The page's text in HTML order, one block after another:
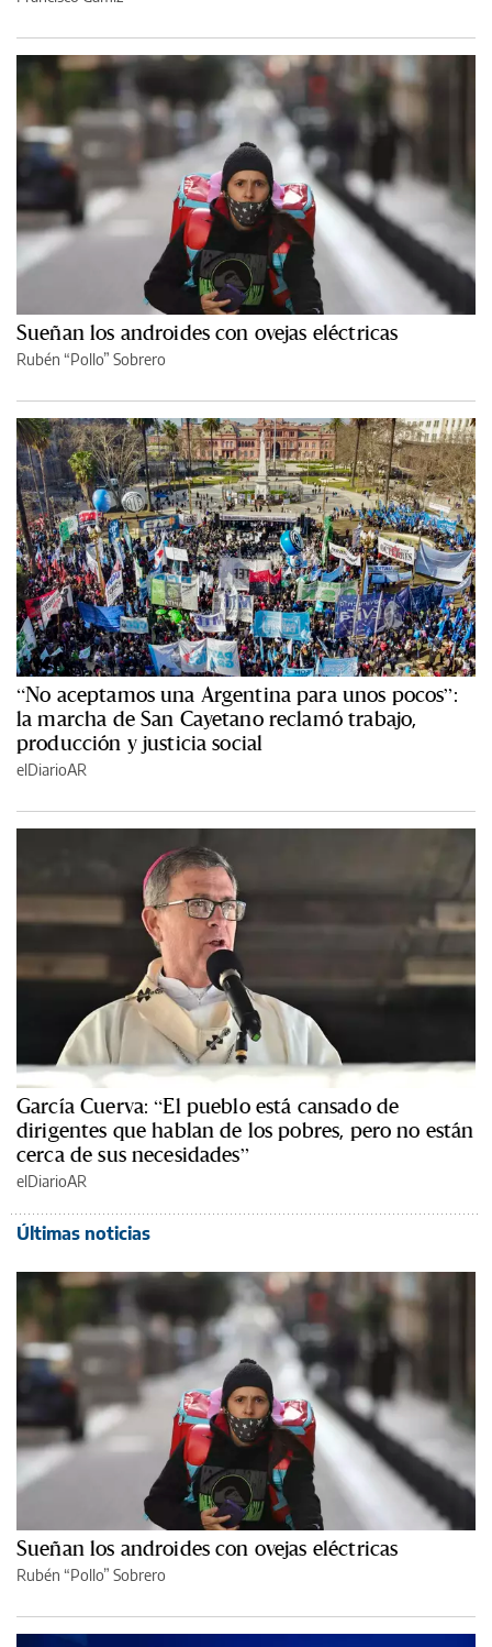
Sueñan los androides con ovejas eléctricas
Rubén “Pollo” Sobrero
“No aceptamos una Argentina para unos pocos”:
la marcha de San Cayetano reclamó trabajo,
producción y justicia social
elDiarioAR
García Cuerva: “El pueblo está cansado de
dirigentes que hablan de los pobres, pero no están
cerca de sus necesidades”
elDiarioAR
Últimas noticias
Sueñan los androides con ovejas eléctricas
Rubén “Pollo” Sobrero